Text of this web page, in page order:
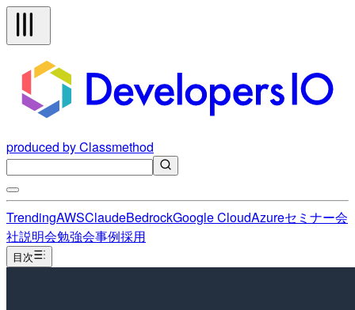
produced by Classmethod
TrendingAWSClaudeBedrockGoogle CloudAzureセミナー会
社説明会勉強会事例採用
目次